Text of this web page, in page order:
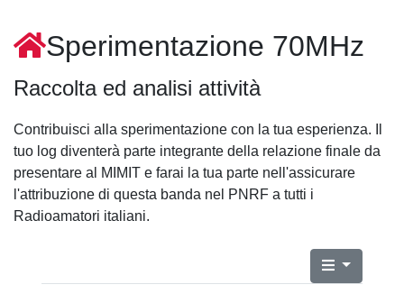
Sperimentazione 70MHz
Raccolta ed analisi attività
Contribuisci alla sperimentazione con la tua esperienza. Il
tuo log diventerà parte integrante della relazione finale da
presentare al MIMIT e farai la tua parte nell'assicurare
l'attribuzione di questa banda nel PNRF a tutti i
Radioamatori italiani.